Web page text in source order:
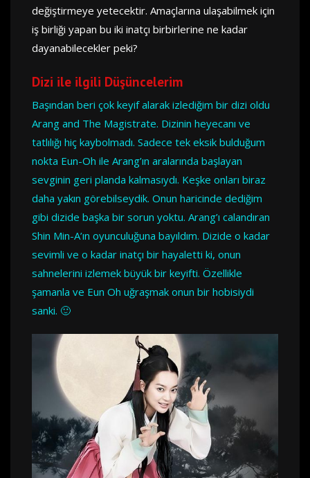
değiştirmeye yetecektir. Amaçlarına ulaşabilmek için
iş birliği yapan bu iki inatçı birbirlerine ne kadar
dayanabilecekler peki?
Dizi ile ilgili Düşüncelerim
Başından beri çok keyif alarak izlediğim bir dizi oldu
Arang and The Magistrate. Dizinin heyecanı ve
tatlılığı hiç kaybolmadı. Sadece tek eksik bulduğum
nokta Eun-Oh ile Arang’ın aralarında başlayan
sevginin geri planda kalmasıydı. Keşke onları biraz
daha yakın görebilseydik. Onun haricinde dediğim
gibi dizide başka bir sorun yoktu. Arang’ı calandıran
Shin Min-A’ın oyunculuğuna bayıldım. Dizide o kadar
sevimli ve o kadar inatçı bir hayaletti ki, onun
sahnelerini izlemek büyük bir keyifti. Özellikle
şamanla ve Eun Oh uğraşmak onun bir hobisiydi
sanki. 🙂